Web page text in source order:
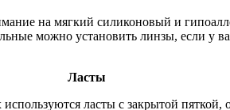
на мягкий силиконовый и
можно установить линзы, если у
Ласты
ласты с закрытой